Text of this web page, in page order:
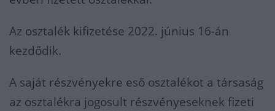
Az osztalék kifizetése 2022. június 16-án
kezdődik.
A saját részvényekre eső osztalékot a társaság
az osztalékra jogosult részvényeseknek fizeti